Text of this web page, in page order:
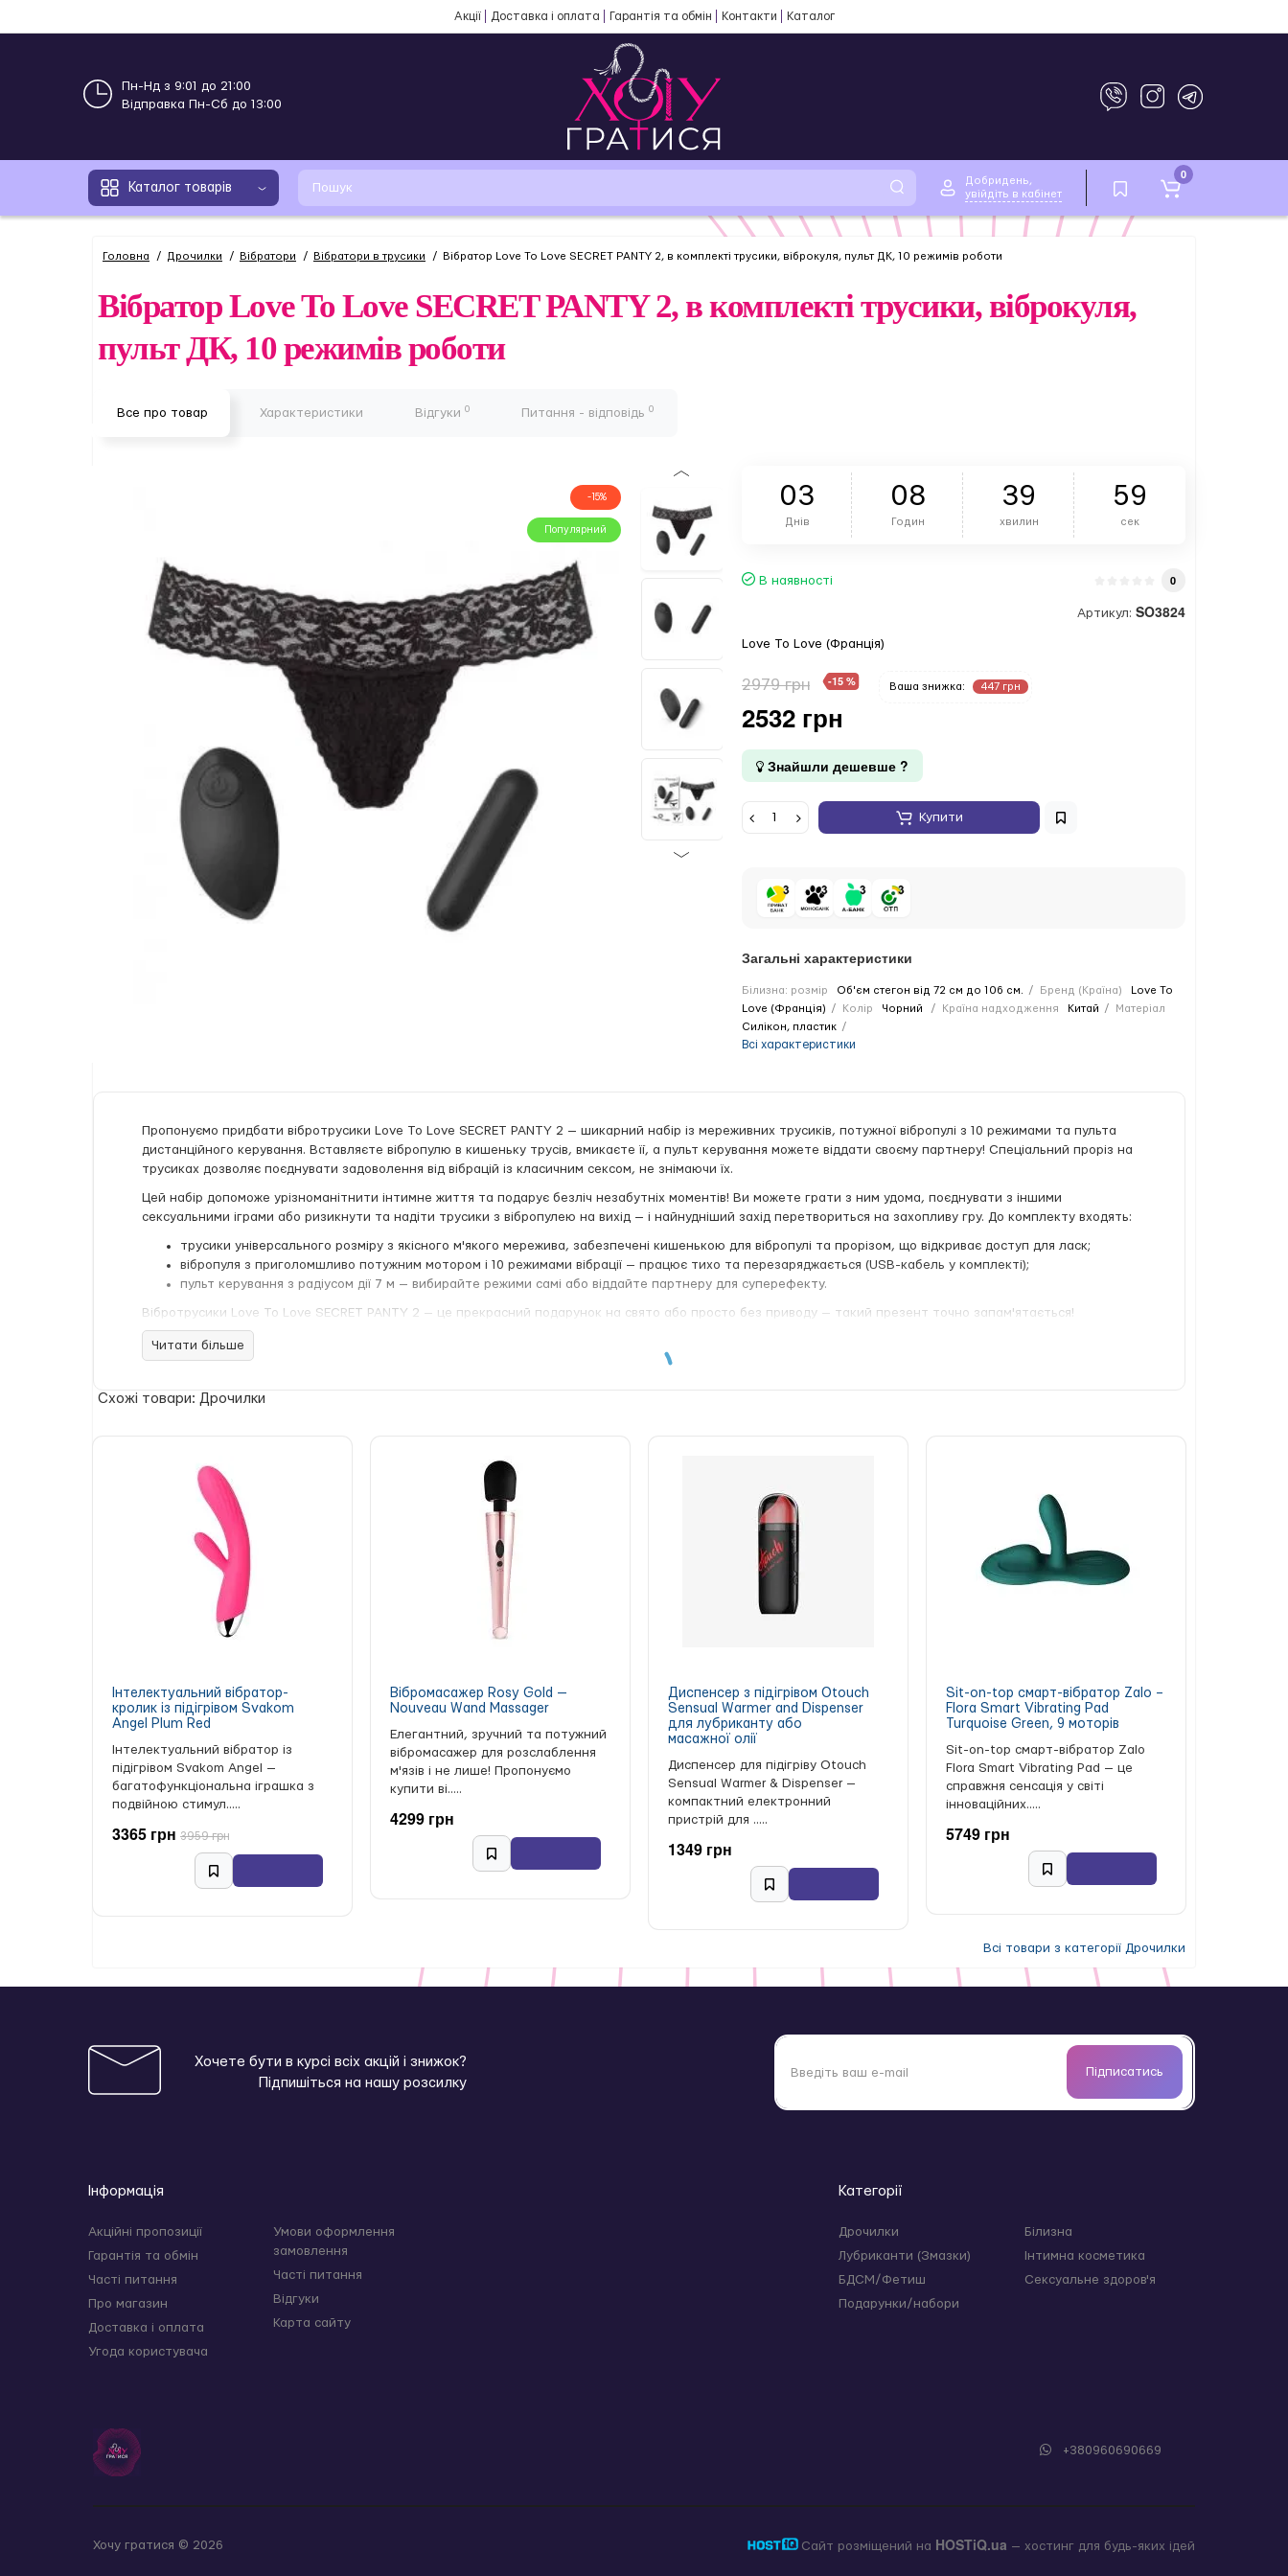
Акції Доставка і оплата Гарантія та обмін Контакти Каталог
Пн-Нд з 9:01 до 21:00
Відправка Пн-Сб до 13:00
Каталог товарів
Добридень,
увійдіть в кабінет
0
Головна Дрочилки Вібратори Вібратори в трусики Вібратор Love To Love SECRET PANTY 2, в комплекті трусики, віброкуля, пульт ДК, 10 режимів роботи
Вібратор Love To Love SECRET PANTY 2, в комплекті трусики, віброкуля,
пульт ДК, 10 режимів роботи
Все про товар Характеристики Відгуки 0 Питання - відповідь 0
-15%
Популярний
03
Днів
08
Годин
39
хвилин
58
сек
В наявності 0
Артикул: SO3824
Love To Love (Франція)
2979 грн -15 % Ваша знижка: 447 грн
2532 грн
Знайшли дешевше ?
Купити
Загальні характеристики
Білизна: розмір Об'єм стегон від 72 см до 106 см. Бренд (Країна)
Love To
Love (Франція)
Колір Чорний Країна надходження Китай
Матеріал
Силікон, пластик
Всі характеристики
Пропонуємо придбати вібротрусики Love To Love SECRET PANTY 2 — шикарний набір із мереживних трусиків, потужної вібропулі з 10 режимами та пульта
дистанційного керування. Вставляєте вібропулю в кишеньку трусів, вмикаєте її, а пульт керування можете віддати своєму партнеру! Спеціальний проріз на
трусиках дозволяє поєднувати задоволення від вібрацій із класичним сексом, не знімаючи їх.
Цей набір допоможе урізноманітнити інтимне життя та подарує безліч незабутніх моментів! Ви можете грати з ним удома, поєднувати з іншими
сексуальними іграми або ризикнути та надіти трусики з вібропулею на вихід — і найнудніший захід перетвориться на захопливу гру. До комплекту входять:
трусики універсального розміру з якісного м'якого мережива, забезпечені кишенькою для вібропулі та прорізом, що відкриває доступ для ласк;
вібропуля з приголомшливо потужним мотором і 10 режимами вібрації — працює тихо та перезаряджається (USB-кабель у комплекті);
пульт керування з радіусом дії 7 м — вибирайте режими самі або віддайте партнеру для суперефекту.
Вібротрусики Love To Love SECRET PANTY 2 — це прекрасний подарунок на свято або просто без приводу — такий презент точно запам'ятається!
Трусики підійдуть на об'єм стегон від 72 до 106 см.
Читати більше
Схожі товари: Дрочилки
Інтелектуальний вібратор-
кролик із підігрівом Svakom
Angel Plum Red
Інтелектуальний вібратор із
підігрівом Svakom Angel —
багатофункціональна іграшка з
подвійною стимул.....
3365 грн 3959 грн
Вібромасажер Rosy Gold —
Nouveau Wand Massager
Елегантний, зручний та потужний
вібромасажер для розслаблення
м'язів і не лише! Пропонуємо
купити ві.....
4299 грн
Диспенсер з підігрівом Otouch
Sensual Warmer and Dispenser
для лубриканту або
масажної олії
Диспенсер для підігріву Otouch
Sensual Warmer & Dispenser —
компактний електронний
пристрій для .....
1349 грн
Sit-on-top смарт-вібратор Zalo –
Flora Smart Vibrating Pad
Turquoise Green, 9 моторів
Sit-on-top смарт-вібратор Zalo
Flora Smart Vibrating Pad — це
справжня сенсація у світі
інноваційних.....
5749 грн
Всі товари з категорії Дрочилки
Хочете бути в курсі всіх акцій і знижок?
Підпишіться на нашу розсилку
Підписатись
Інформація
Акційні пропозиції
Гарантія та обмін
Часті питання
Про магазин
Доставка і оплата
Угода користувача
Умови оформлення
замовлення
Часті питання
Відгуки
Карта сайту
Категорії
Дрочилки
Лубриканти (Змазки)
БДСМ/Фетиш
Подарунки/набори
Білизна
Інтимна косметика
Сексуальне здоров'я
+380960690669
Хочу гратися © 2026 Сайт розміщений на HOSTiQ.ua — хостинг для будь-яких ідей